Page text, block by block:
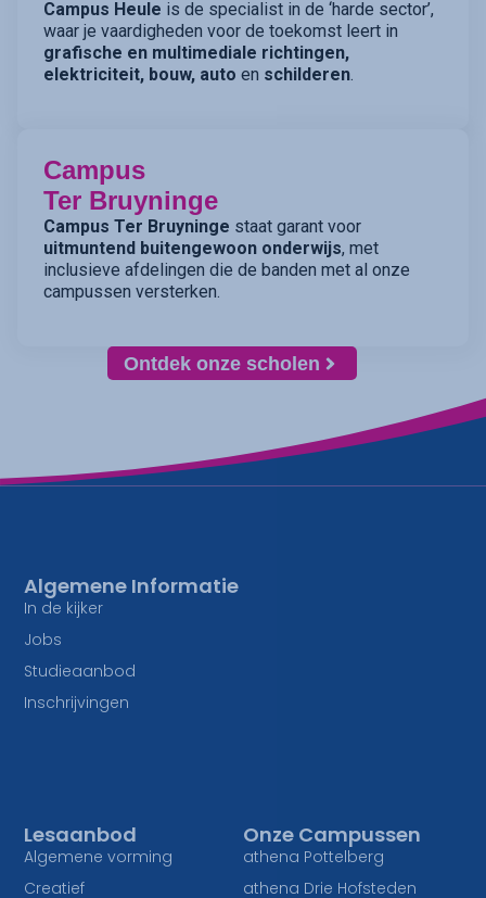
Campus Heule is de specialist in de ‘harde sector’,
waar je vaardigheden voor de toekomst leert in
grafische en multimediale richtingen,
elektriciteit, bouw, auto en schilderen.
Campus
Ter Bruyninge
Campus Ter Bruyninge staat garant voor
uitmuntend buitengewoon onderwijs, met
inclusieve afdelingen die de banden met al onze
campussen versterken.
Ontdek onze scholen
Onze Campussen
athena Pottelberg
athena Drie Hofsteden
Lesaanbod
Algemene vorming
Creatief
Algemene Informatie
In de kijker
Jobs
Studieaanbod
Inschrijvingen